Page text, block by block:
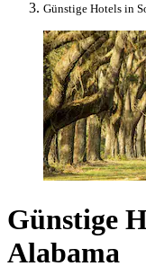
Günstige Hotels in
Günstige
Alabama